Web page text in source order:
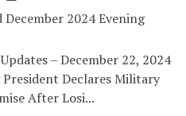
2024 Evening
– December 22, 2024
President Declares Military
After Losi...